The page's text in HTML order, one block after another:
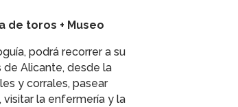
de toros + Museo
podrá recorrer a su
Alicante, desde la
y corrales, pasear
visitar la enfermería y la